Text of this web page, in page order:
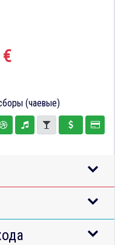
(чаевые)